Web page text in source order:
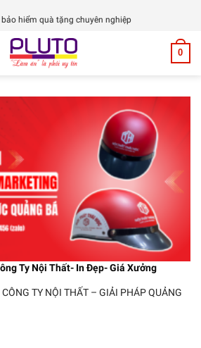
hiểm quà tặng chuyên nghiệp
0
Ty Nội Thất- In Đẹp- Giá Xưởng
TY NỘI THẤT – GIẢI PHÁP QUẢNG